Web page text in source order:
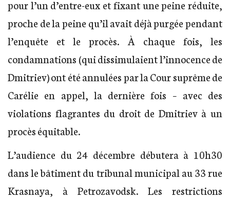
pour l’un d’entre-eux et fixant une peine réduite,
proche de la peine qu’il avait déjà purgée pendant
l’enquête et le procès. À chaque fois, les
condamnations (qui dissimulaient l’innocence de
Dmitriev) ont été annulées par la Cour suprême de
Carélie en appel, la dernière fois – avec des
violations flagrantes du droit de Dmitriev à un
procès équitable.
L’audience du 24 décembre débutera à 10h30
dans le bâtiment du tribunal municipal au 33 rue
Krasnaya, à Petrozavodsk. Les restrictions